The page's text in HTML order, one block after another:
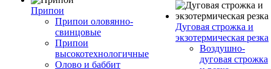
Припои
Припои оловянно-
свинцовые
Припои
высокотехнологичные
Олово и баббит
Дуговая строжка и
экзотермическая резка
Воздушно-
дуговая строжка